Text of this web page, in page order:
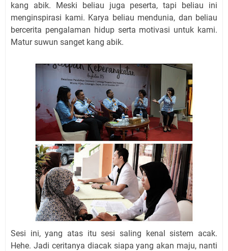
kang abik. Meski beliau juga peserta, tapi beliau ini
menginspirasi kami. Karya beliau mendunia, dan beliau
bercerita pengalaman hidup serta motivasi untuk kami.
Matur suwun sanget kang abik.
Sesi ini, yang atas itu sesi saling kenal sistem acak.
Hehe. Jadi ceritanya diacak siapa yang akan maju, nanti